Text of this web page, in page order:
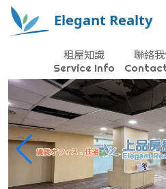
Elegant Realty
租屋知識
Service Info
聯絡